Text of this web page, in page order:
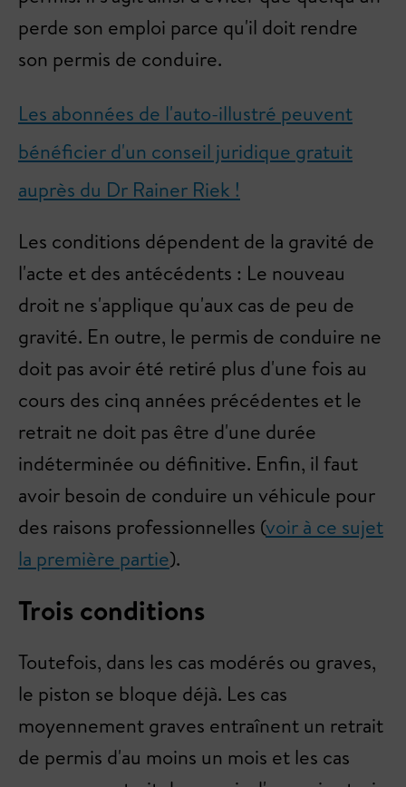
perde son emploi parce qu'il doit rendre
son permis de conduire.
Les abonnées de l'auto-illustré peuvent
bénéficier d'un conseil juridique gratuit
auprès du Dr Rainer Riek !
Les conditions dépendent de la gravité de
l'acte et des antécédents : Le nouveau
droit ne s'applique qu'aux cas de peu de
gravité. En outre, le permis de conduire ne
doit pas avoir été retiré plus d'une fois au
cours des cinq années précédentes et le
retrait ne doit pas être d'une durée
indéterminée ou définitive. Enfin, il faut
avoir besoin de conduire un véhicule pour
des raisons professionnelles (voir à ce sujet
la première partie).
Trois conditions
Toutefois, dans les cas modérés ou graves,
le piston se bloque déjà. Les cas
moyennement graves entraînent un retrait
de permis d'au moins un mois et les cas